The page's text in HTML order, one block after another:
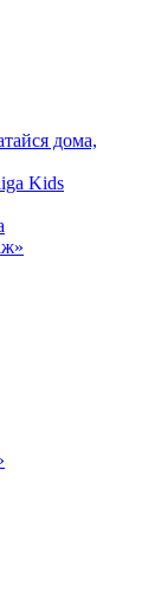
дома,
Kids